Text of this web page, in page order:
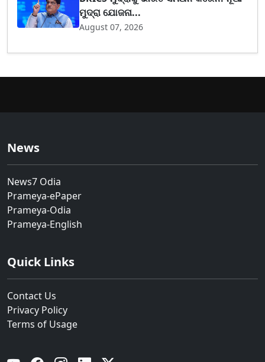
ମୁଦ୍ରା ଯୋଜନା...
August 07, 2026
News
News7 Odia
Prameya-ePaper
Prameya-Odia
Prameya-English
Quick Links
Contact Us
Privacy Policy
Terms of Usage
YouTube Facebook Instagram Linkedin